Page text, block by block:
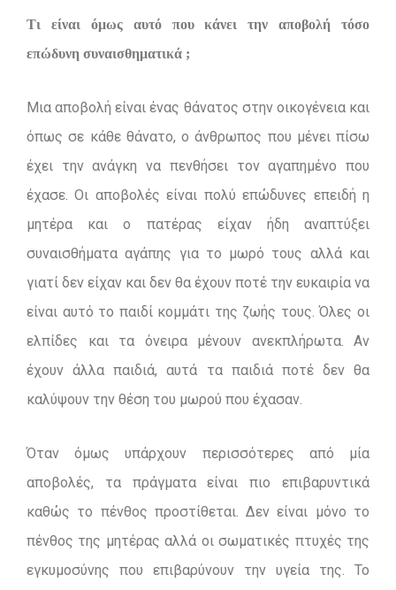
Τι είναι όμως αυτό που κάνει την αποβολή τόσο
επώδυνη συναισθηματικά ;
Μια αποβολή είναι ένας θάνατος στην οικογένεια και
όπως σε κάθε θάνατο, ο άνθρωπος που μένει πίσω
έχει την ανάγκη να πενθήσει τον αγαπημένο που
έχασε. Οι αποβολές είναι πολύ επώδυνες επειδή η
μητέρα και ο πατέρας είχαν ήδη αναπτύξει
συναισθήματα αγάπης για το μωρό τους αλλά και
γιατί δεν είχαν και δεν θα έχουν ποτέ την ευκαιρία να
είναι αυτό το παιδί κομμάτι της ζωής τους. Όλες οι
ελπίδες και τα όνειρα μένουν ανεκπλήρωτα. Αν
έχουν άλλα παιδιά, αυτά τα παιδιά ποτέ δεν θα
καλύψουν την θέση του μωρού που έχασαν.
Όταν όμως υπάρχουν περισσότερες από μία
αποβολές, τα πράγματα είναι πιο επιβαρυντικά
καθώς το πένθος προστίθεται. Δεν είναι μόνο το
πένθος της μητέρας αλλά οι σωματικές πτυχές της
εγκυμοσύνης που επιβαρύνουν την υγεία της. Το